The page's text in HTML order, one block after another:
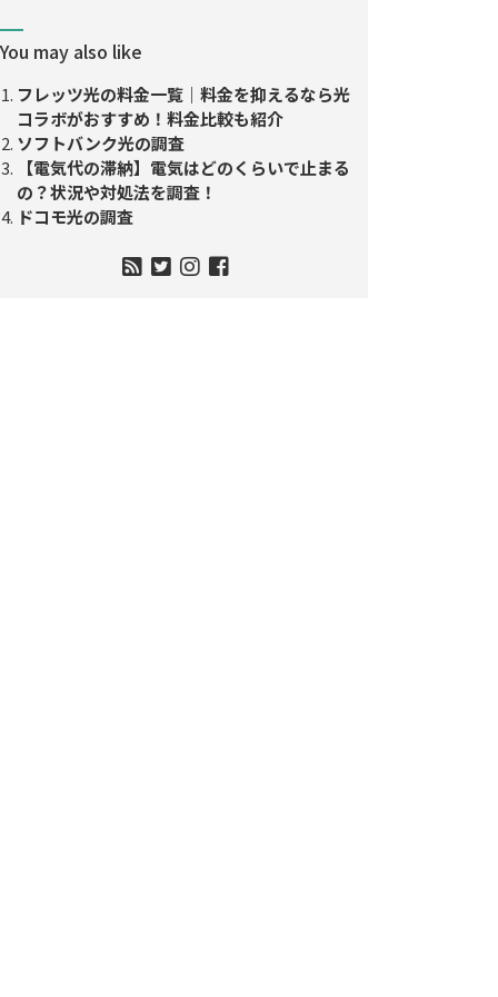
You may also like
フレッツ光の料金一覧｜料金を抑えるなら光
コラボがおすすめ！料金比較も紹介
ソフトバンク光の調査
【電気代の滞納】電気はどのくらいで止まる
の？状況や対処法を調査！
ドコモ光の調査